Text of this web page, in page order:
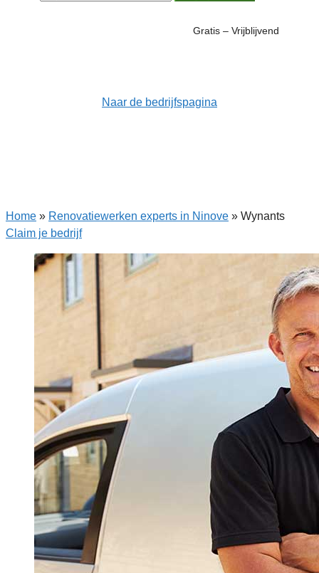
Gratis – Vrijblijvend
Naar de bedrijfspagina
Home » Renovatiewerken experts in Ninove » Wynants
Claim je bedrijf